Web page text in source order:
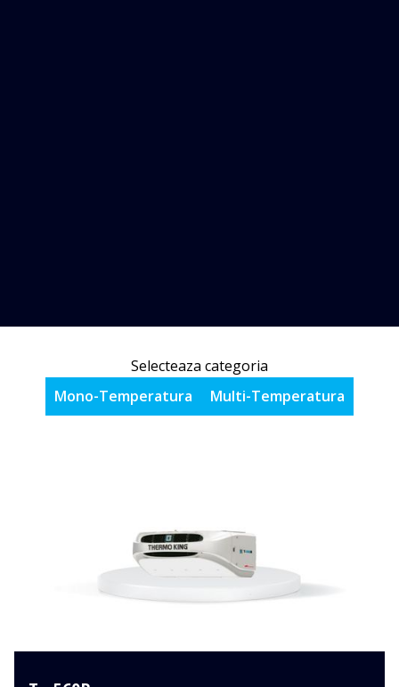
Selecteaza categoria
Mono-Temperatura
Multi-Temperatura